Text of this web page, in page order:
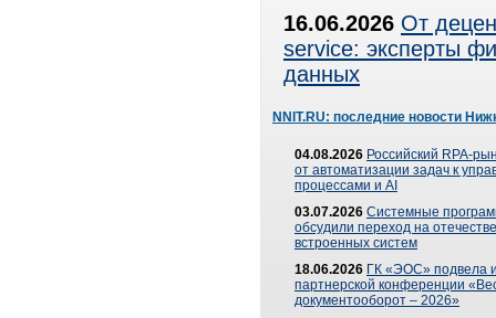
16.06.2026 От
service: эксперты
данных
NNIT.RU: последние новости
04.08.2026 Российский RPA-
от автоматизации задач к
процессами и AI
03.07.2026 Системные
обсудили переход на
встроенных систем
18.06.2026 ГК «ЭОС» подвела
партнерской конференции
документооборот – 2026»